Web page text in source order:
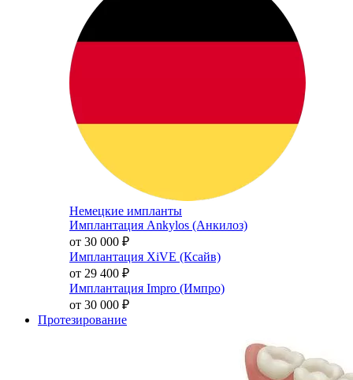
Немецкие импланты
Имплантация Ankylos (Анкилоз)
от 30 000 ₽
Имплантация XiVE (Ксайв)
от 29 400 ₽
Имплантация Impro (Импро)
от 30 000 ₽
Протезирование